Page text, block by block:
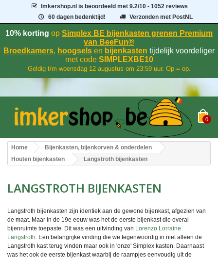
Imkershop.nl is beoordeeld met9.2/10 - 1052 reviews
60 dagen bedenktijd!
Verzonden met PostNL
10% korting op Simplex BE bijenkasten grenen Premium
van BeeFun®
Broedkamers, hoogsels en bijenkasten tijdelijk voordeliger
met codeSIMPLEXBE10
Geldig t/m woensdag 12 augustus om 23:59 uur. Op = op.
0
Home
Bijenkasten, bijenkorven & onderdelen
Houten bijenkasten
Langstroth bijenkasten
LANGSTROTH BIJENKASTEN
Langstroth bijenkasten zijn identiek aan de gewone bijenkast, afgezien van
de maat. Maar in de 19e eeuw was het de eerste bijenkast die overal
bijenruimte toepaste. Dit was een uitvinding van Lorenzo Lorraine
Langstroth. Een belangrijke vinding die we tegenwoordig in niet alleen de
Langstroth kast terug vinden maar ook in 'onze' Simplex kasten. Daarnaast
was het ook de eerste bijenkast waarbij de raampjes eenvoudig uit de